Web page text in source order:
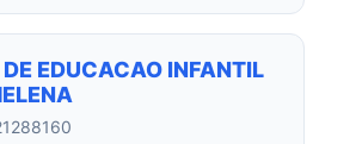
EDUCACAO INFANTIL